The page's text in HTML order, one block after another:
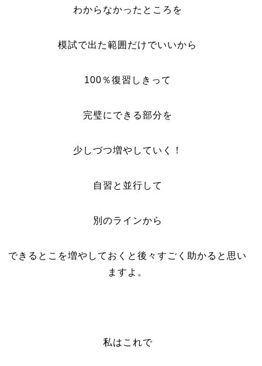
わからなかったところを
模試で出た範囲だけでいいから
100％復習しきって
完璧にできる部分を
少しづつ増やしていく！
自習と並行して
別のラインから
できるとこを増やしておくと後々すごく助かると思い
ますよ。
私はこれで